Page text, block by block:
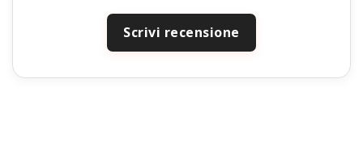
Scrivi recensione